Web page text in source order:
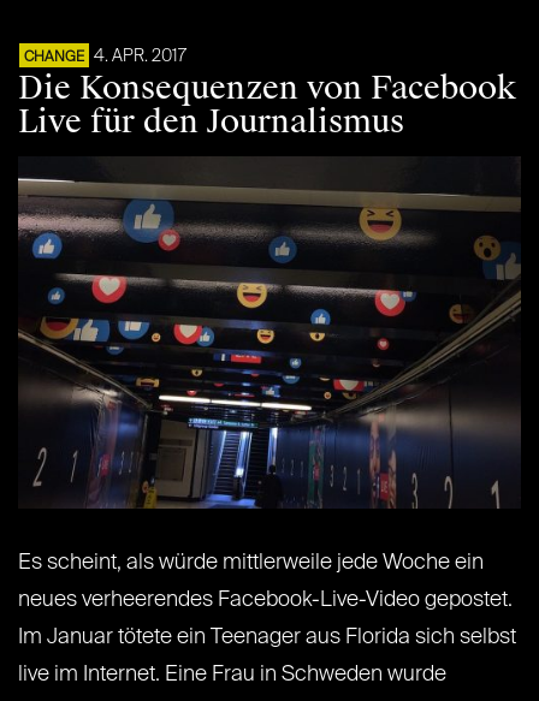
CHANGE 4. APR. 2017
Die Konsequenzen von Facebook
Live für den Journalismus
Es scheint, als würde mittlerweile jede Woche ein
neues verheerendes Facebook-Live-Video gepostet.
Im Januar tötete ein Teenager aus Florida sich selbst
live im Internet. Eine Frau in Schweden wurde